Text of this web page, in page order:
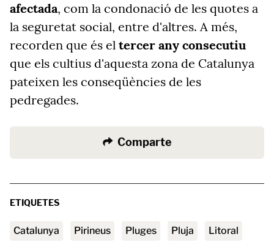
afectada, com la condonació de les quotes a
la seguretat social, entre d'altres. A més,
recorden que és el tercer any consecutiu
que els cultius d'aquesta zona de Catalunya
pateixen les conseqüències de les
pedregades.
Comparte
ETIQUETES
Catalunya Pirineus Pluges pluja litoral